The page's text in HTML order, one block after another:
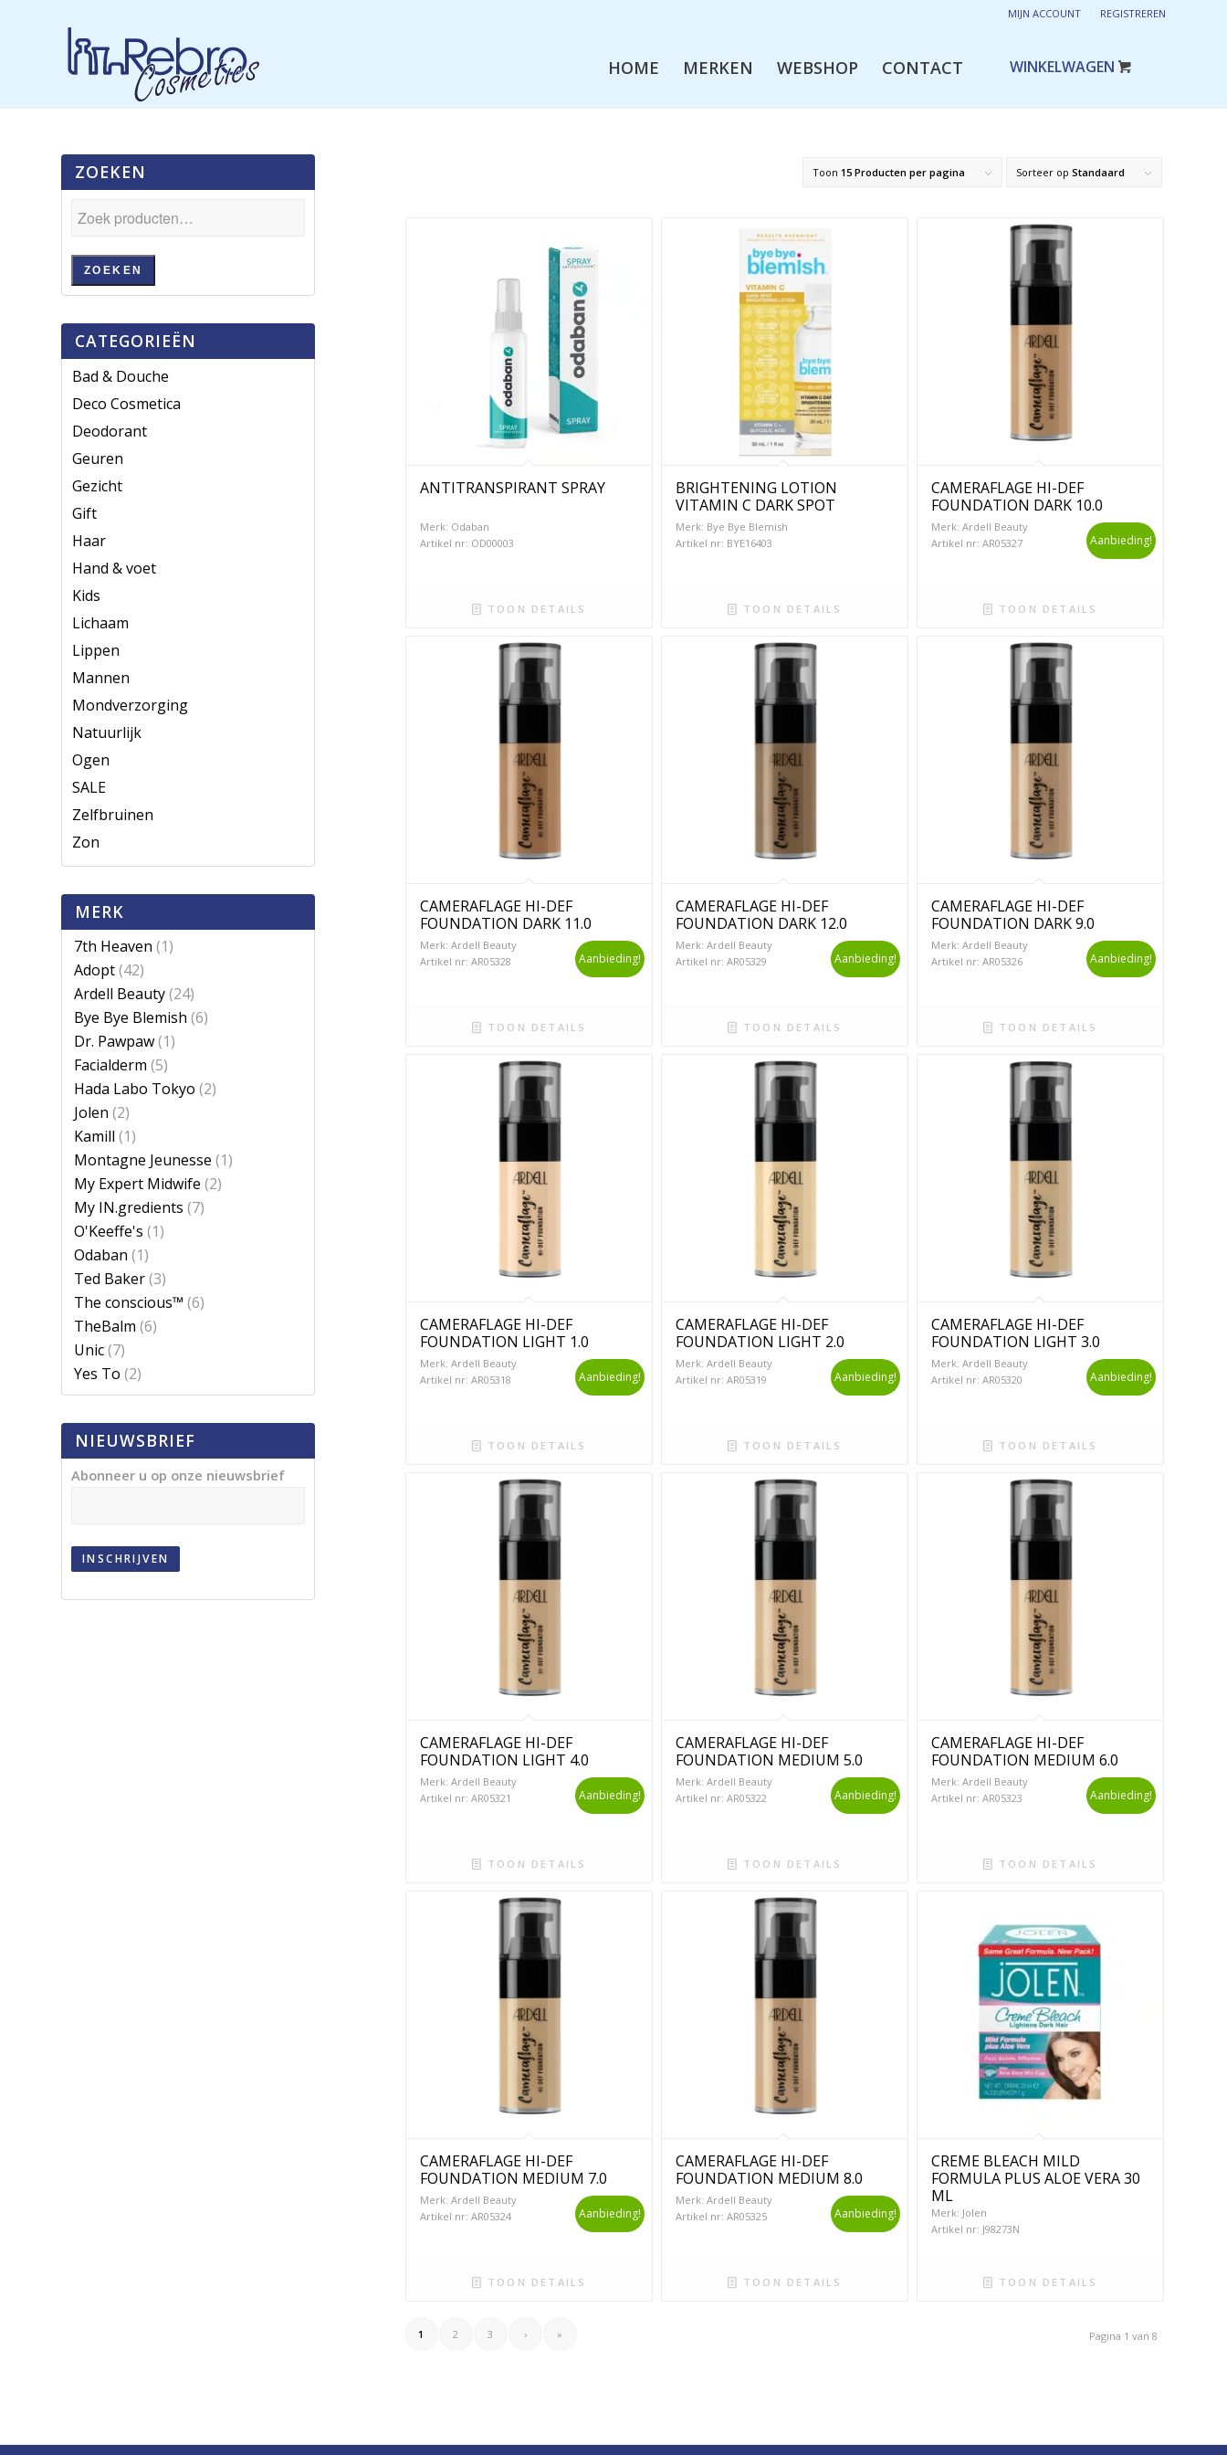
MIJN ACCOUNT REGISTREREN
HOME MERKEN WEBSHOP CONTACT
Sorteer op Standaard
Toon 15 Producten per pagina
ANTITRANSPIRANT SPRAY
Merk: Odaban
Artikel nr: OD00003
TOON DETAILS
BRIGHTENING LOTION
VITAMIN C DARK SPOT
Merk: Bye Bye Blemish
Artikel nr: BYE16403
TOON DETAILS
CAMERAFLAGE HI-DEF
FOUNDATION DARK 10.0
Merk: Ardell Beauty
Artikel nr: AR05327
Aanbieding!
TOON DETAILS
CAMERAFLAGE HI-DEF
FOUNDATION DARK 11.0
Merk: Ardell Beauty
Artikel nr: AR05328
Aanbieding!
TOON DETAILS
CAMERAFLAGE HI-DEF
FOUNDATION DARK 12.0
Merk: Ardell Beauty
Artikel nr: AR05329
Aanbieding!
TOON DETAILS
CAMERAFLAGE HI-DEF
FOUNDATION DARK 9.0
Merk: Ardell Beauty
Artikel nr: AR05326
Aanbieding!
TOON DETAILS
CAMERAFLAGE HI-DEF
FOUNDATION LIGHT 1.0
Merk: Ardell Beauty
Artikel nr: AR05318
Aanbieding!
TOON DETAILS
CAMERAFLAGE HI-DEF
FOUNDATION LIGHT 2.0
Merk: Ardell Beauty
Artikel nr: AR05319
Aanbieding!
TOON DETAILS
CAMERAFLAGE HI-DEF
FOUNDATION LIGHT 3.0
Merk: Ardell Beauty
Artikel nr: AR05320
Aanbieding!
TOON DETAILS
CAMERAFLAGE HI-DEF
FOUNDATION LIGHT 4.0
Merk: Ardell Beauty
Artikel nr: AR05321
Aanbieding!
TOON DETAILS
CAMERAFLAGE HI-DEF
FOUNDATION MEDIUM 5.0
Merk: Ardell Beauty
Artikel nr: AR05322
Aanbieding!
TOON DETAILS
CAMERAFLAGE HI-DEF
FOUNDATION MEDIUM 6.0
Merk: Ardell Beauty
Artikel nr: AR05323
Aanbieding!
TOON DETAILS
CAMERAFLAGE HI-DEF
FOUNDATION MEDIUM 7.0
Merk: Ardell Beauty
Artikel nr: AR05324
Aanbieding!
TOON DETAILS
CAMERAFLAGE HI-DEF
FOUNDATION MEDIUM 8.0
Merk: Ardell Beauty
Artikel nr: AR05325
Aanbieding!
TOON DETAILS
CREME BLEACH MILD
FORMULA PLUS ALOE VERA 30
ML
Merk: Jolen
Artikel nr: J98273N
TOON DETAILS
Pagina 1 van 8
1 2 3 › »
ZOEKEN
ZOEKEN
CATEGORIEËN
Bad & Douche
Deco Cosmetica
Deodorant
Geuren
Gezicht
Gift
Haar
Hand & voet
Kids
Lichaam
Lippen
Mannen
Mondverzorging
Natuurlijk
Ogen
SALE
Zelfbruinen
Zon
MERK
7th Heaven (1)
Adopt(42)
Ardell Beauty(24)
Bye Bye Blemish (6)
Dr. Pawpaw(1)
Facialderm (5)
Hada Labo Tokyo (2)
Jolen (2)
Kamill (1)
Montagne Jeunesse (1)
My Expert Midwife (2)
My IN.gredients (7)
O'Keeffe's (1)
Odaban (1)
Ted Baker(3)
The conscious™ (6)
TheBalm (6)
Unic(7)
Yes To (2)
NIEUWSBRIEF
Abonneer u op onze nieuwsbrief
INSCHRIJVEN